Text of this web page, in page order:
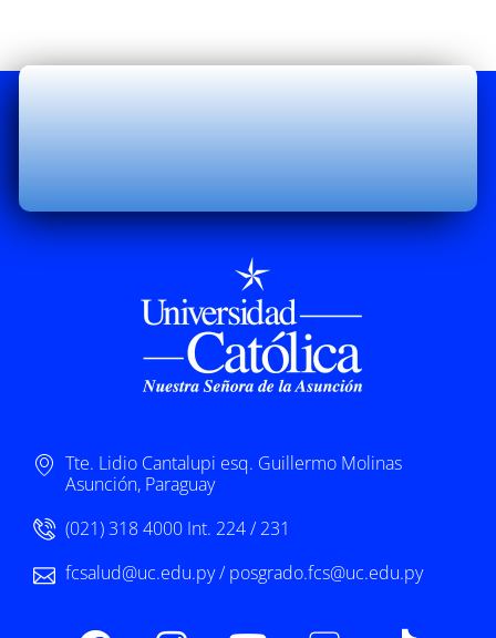
Tte. Lidio Cantalupi esq. Guillermo Molinas
Asunción, Paraguay
(021) 318 4000 Int. 224 / 231
fcsalud@uc.edu.py / posgrado.fcs@uc.edu.py